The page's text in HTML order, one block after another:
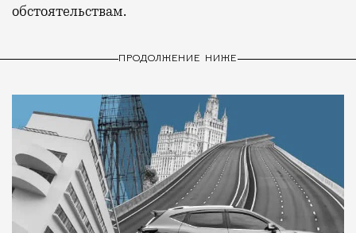
обстоятельствам.
ПРОДОЛЖЕНИЕ НИЖЕ